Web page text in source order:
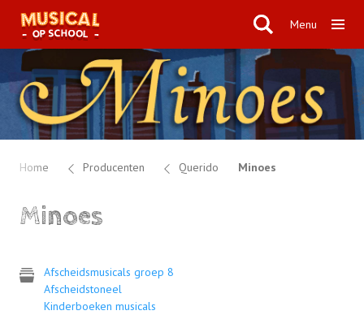
Menu
Home Producenten Querido Minoes
Minoes
Afscheidsmusicals groep 8
Afscheidstoneel
Kinderboeken musicals